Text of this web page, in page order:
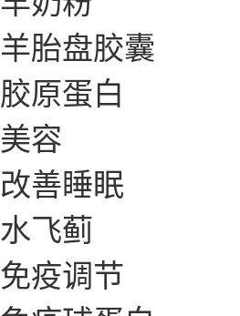
羊胎盘胶囊
胶原蛋白
美容
改善睡眠
水飞蓟
免疫调节